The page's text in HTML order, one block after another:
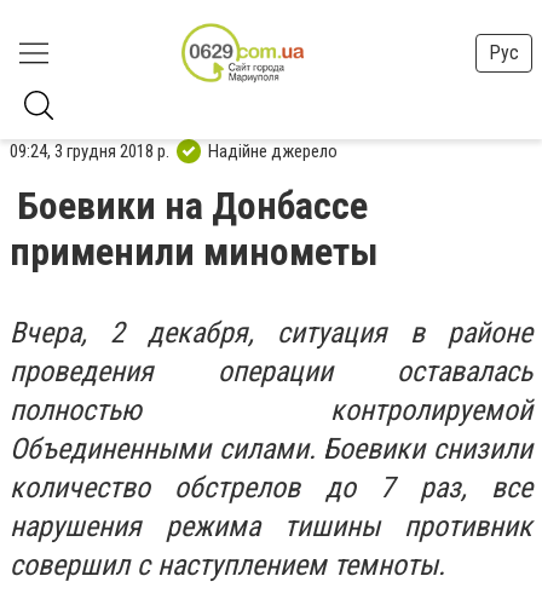
Рус
09:24, 3 грудня 2018 р. Надійне джерело
Боевики на Донбассе
применили минометы
Вчера, 2 декабря, ситуация в районе
проведения операции оставалась
полностью контролируемой
Объединенными силами. Боевики снизили
количество обстрелов до 7 раз, все
нарушения режима тишины противник
совершил с наступлением темноты.